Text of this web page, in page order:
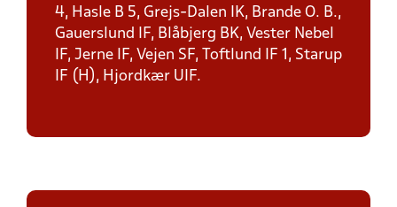
4, Hasle B 5, Grejs-Dalen IK, Brande O. B.,
Gauerslund IF, Blåbjerg BK, Vester Nebel
IF, Jerne IF, Vejen SF, Toftlund IF 1, Starup
IF (H), Hjordkær UIF.